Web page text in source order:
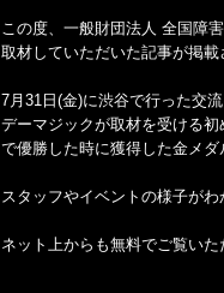
この度、一般財団法人 全国障
取材していただいた記事が掲載
7月31日(金)に渋谷で行った交流
デーマジックが取材を受ける
で優勝した時に獲得した金メダ
スタッフやイベントの様子が
ネット上からも無料でご覧い